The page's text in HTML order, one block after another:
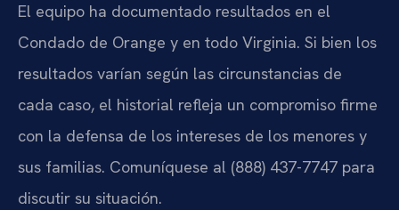
El equipo ha documentado resultados en el
Condado de Orange y en todo Virginia. Si bien los
resultados varían según las circunstancias de
cada caso, el historial refleja un compromiso firme
con la defensa de los intereses de los menores y
sus familias. Comuníquese al (888) 437-7747 para
discutir su situación.